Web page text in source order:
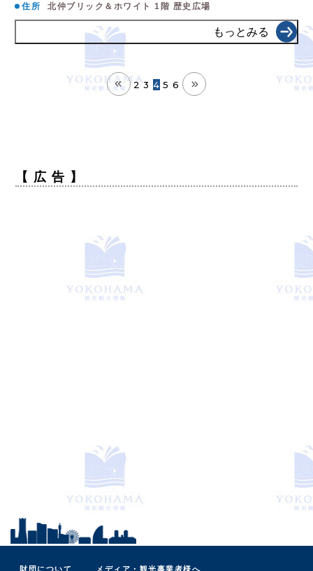
住所
北仲ブリック＆ホワイト 1階 歴史広場
もっとみる
2 3 4 5 6
【 広 告 】
財団について メディア・観光事業者様へ